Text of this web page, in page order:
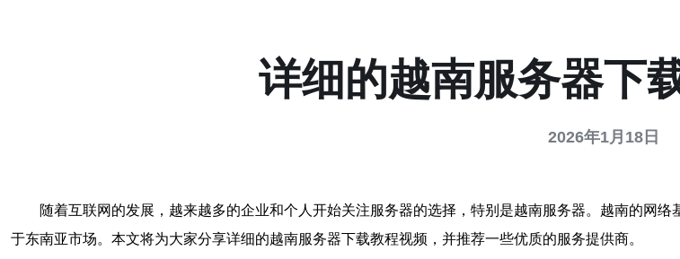
详细的越南服务器下
2026年1月18日
随着互联网的发展，越来越多的企业和个人开始关注服务器的选择，特别是越南服务器。越南的网
于东南亚市场。本文将为大家分享详细的越南服务器下载教程视频，并推荐一些优质的服务提供商。